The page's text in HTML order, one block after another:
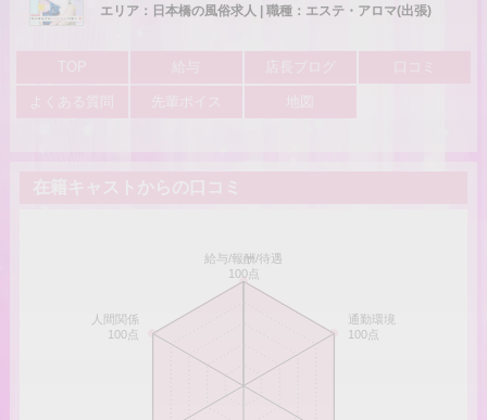
エリア：日本橋の風俗求人 | 職種：エステ・アロマ(出張)
よくある質問 先輩ボイス
給与/報酬/待遇
100点
通勤環境
100点
人間関係
100点